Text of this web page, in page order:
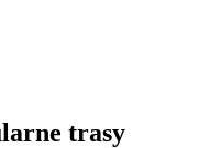
trasy